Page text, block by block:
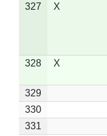
327
X
328 X
329
330
331